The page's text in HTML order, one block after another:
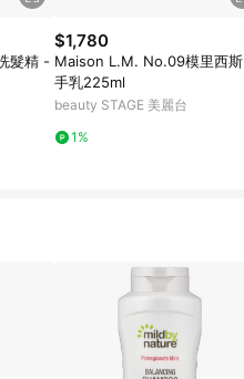
髮精 -
$1,780
Maison L.M. No.09模里西
手乳225ml
beauty STAGE 美麗台
1%